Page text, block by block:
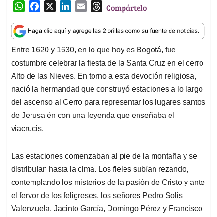
W
a
t
s
A
p
p
c
e
b
o
o
k
n
k
e
d
I
n
a
i
T
r
e
a
d
s
Compártelo
Entre 1620 y 1630, en lo que hoy es Bogotá, fue
costumbre celebrar la fiesta de la Santa Cruz en el cerro
Alto de las Nieves. En torno a esta devoción religiosa,
nació la hermandad que construyó estaciones a lo largo
del ascenso al Cerro para representar los lugares santos
de Jerusalén con una leyenda que enseñaba el
viacrucis.
Las estaciones comenzaban al pie de la montaña y se
distribuían hasta la cima. Los fieles subían rezando,
contemplando los misterios de la pasión de Cristo y ante
el fervor de los feligreses, los señores Pedro Solis
Valenzuela, Jacinto García, Domingo Pérez y Francisco